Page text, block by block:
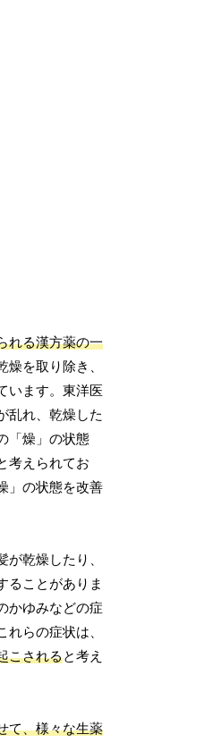
れる漢方薬の一
燥を取り除き、
います。東洋医
乱れ、乾燥した
「燥」の状態
考えられてお
」の状態を改善
乾燥したり、
ることがありま
かゆみなどの症
らの症状は、
こされると考え
て、様々な生薬